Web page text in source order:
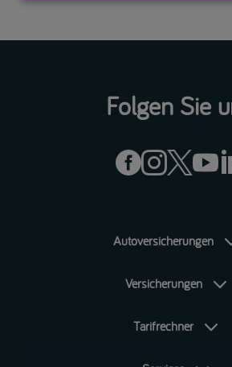
Folgen Sie

Autoversicherungen
Versicherungen
Tarifrechner